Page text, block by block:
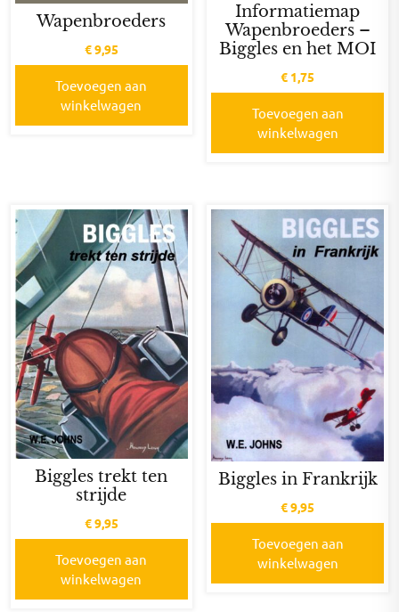
Wapenbroeders
€9,95
Toevoegen aan
winkelwagen
Informatiemap
Wapenbroeders –
Biggles en het MOI
€ 1,75
Toevoegen aan
winkelwagen
Biggles trekt ten
strijde
€9,95
Toevoegen aan
winkelwagen
Biggles in Frankrijk
€9,95
Toevoegen aan
winkelwagen